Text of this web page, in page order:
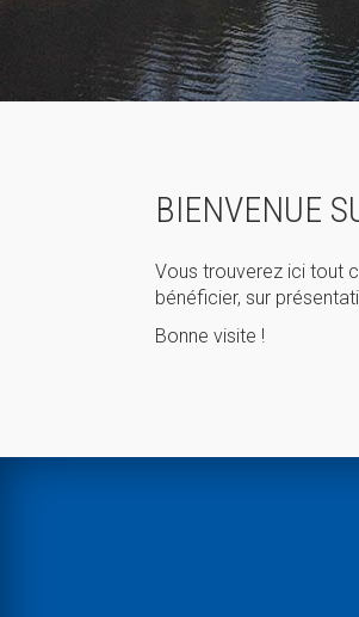
BIENVENUE
Vous trouverez ici tout
bénéficier, sur
Bonne visite !